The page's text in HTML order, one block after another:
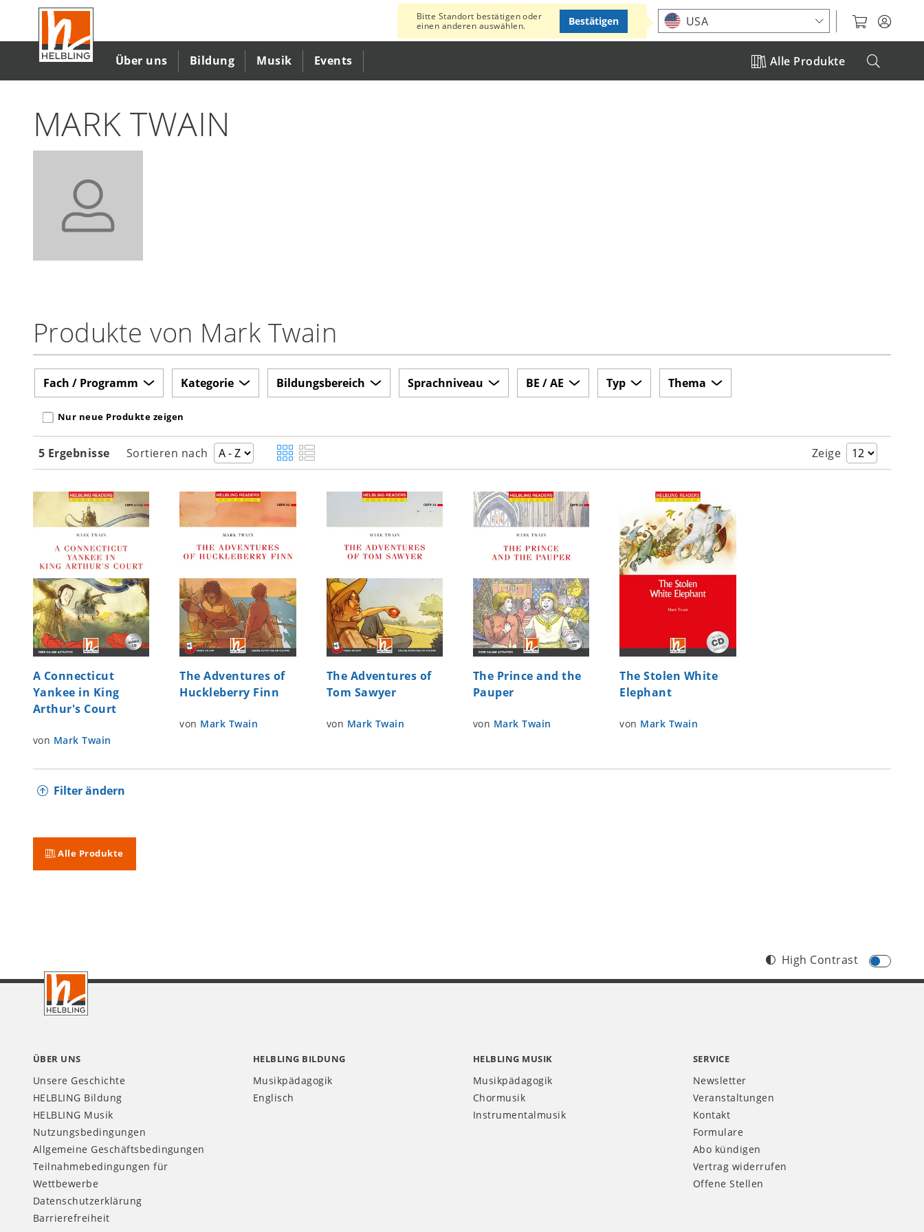
Inhalt
Standort auswählen
Über uns Bildung Musik Events Alle Produkte
Bitte Standort bestätigen oder
einen anderen auswählen.
USA
Bestätigen
MARK TWAIN
Produkte von Mark Twain
Nur neue Produkte zeigen
Fach / Programm Kategorie Bildungsbereich Sprachniveau BE / AE Typ Thema
5 Ergebnisse Sortieren nach Zeige
A Connecticut
Yankee in King
Arthur's Court
von Mark Twain
The Adventures of
Huckleberry Finn
von Mark Twain
The Adventures of
Tom Sawyer
von Mark Twain
The Prince and the
Pauper
von Mark Twain
The Stolen White
Elephant
von Mark Twain
Filter ändern
Alle Produkte
Footer
High Contrast
ÜBER UNS
Unsere Geschichte
HELBLING Bildung
HELBLING Musik
Nutzungsbedingungen
Allgemeine Geschäftsbedingungen
Teilnahmebedingungen für
Wettbewerbe
Datenschutzerklärung
Barrierefreiheit
HELBLING BILDUNG
Musikpädagogik
Englisch
HELBLING MUSIK
Musikpädagogik
Chormusik
Instrumentalmusik
SERVICE
Newsletter
Veranstaltungen
Kontakt
Formulare
Abo kündigen
Vertrag widerrufen
Offene Stellen